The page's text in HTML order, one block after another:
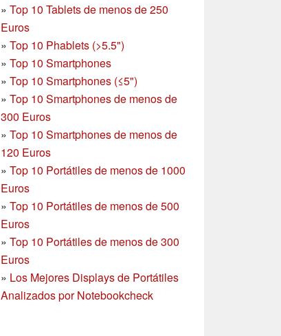
» Top 10 Tablets de menos de 250
Euros
» Top 10 Phablets (>5.5")
» Top 10 Smartphones
» Top 10 Smartphones (≤5")
» Top 10 Smartphones de menos de
300 Euros
» Top 10 Smartphonesde menos de
120 Euros
» Top 10 Portátiles de menos de 1000
Euros
» Top 10 Portátiles de menos de 500
Euros
» Top 10 Portátiles de menos de 300
Euros
» Los Mejores Displays de Portátiles
Analizados por Notebookcheck